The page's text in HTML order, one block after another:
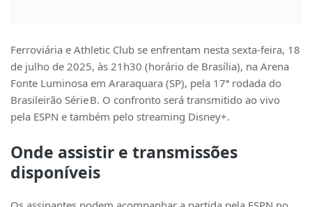
Ferroviária e Athletic Club se enfrentam nesta sexta‑feira, 18
de julho de 2025, às 21h30 (horário de Brasília), na Arena
Fonte Luminosa em Araraquara (SP), pela 17ª rodada do
Brasileirão Série B. O confronto será transmitido ao vivo
pela ESPN e também pelo streaming Disney+.
Onde assistir e transmissões
disponíveis